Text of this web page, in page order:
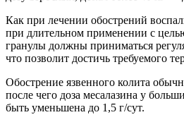
Как при лечении обострений
при длительном применении с
гранулы должны приниматься
что позволит достичь требуемого
Обострение язвенного колита
после чего доза месалазина у
быть уменьшена до 1,5 г/сут.